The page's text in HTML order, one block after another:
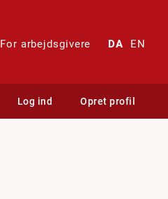
For arbejdsgivere DA EN
Log ind Opret profil